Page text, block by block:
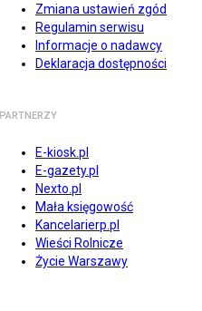
Zmiana ustawień zgód
Regulamin serwisu
Informacje o nadawcy
Deklaracja dostępności
PARTNERZY
E-kiosk.pl
E-gazety.pl
Nexto.pl
Mała księgowość
Kancelarierp.pl
Wieści Rolnicze
Życie Warszawy